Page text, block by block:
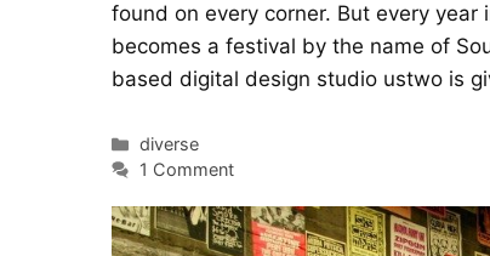
found on every corner. But every
becomes a festival by the name of
based digital design studio ustwo is
Categories
diverse
1 Comment